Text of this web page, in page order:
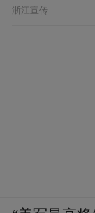
浙江宣传